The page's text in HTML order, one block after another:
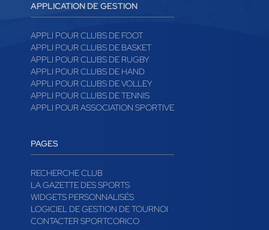
APPLICATION DE GESTION
APPLI POUR CLUBS DE FOOT
APPLI POUR CLUBS DE BASKET
APPLI POUR CLUBS DE RUGBY
APPLI POUR CLUBS DE HAND
APPLI POUR CLUBS DE VOLLEY
APPLI POUR CLUBS DE TENNIS
APPLI POUR ASSOCIATION SPORTIVE
PAGES
RECHERCHE CLUB
LA GAZETTE DES SPORTS
WIDGETS PERSONNALISÉS
LOGICIEL DE GESTION DE TOURNOI
CONTACTER SPORTCORICO